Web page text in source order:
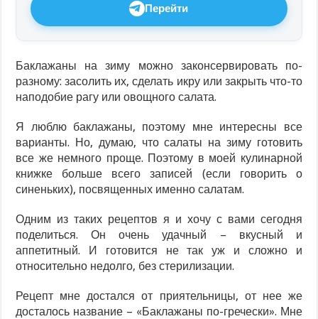
Перейти
Баклажаны на зиму можно законсервировать по-
разному: засолить их, сделать икру или закрыть что-то
наподобие рагу или овощного салата.
Я люблю баклажаны, поэтому мне интересны все
варианты. Но, думаю, что салаты на зиму готовить
все же немного проще. Поэтому в моей кулинарной
книжке больше всего записей (если говорить о
синеньких), посвященных именно салатам.
Одним из таких рецептов я и хочу с вами сегодня
поделиться. Он очень удачный – вкусный и
аппетитный. И готовится не так уж и сложно и
относительно недолго, без стерилизации.
Рецепт мне достался от приятельницы, от нее же
досталось название – «Баклажаны по-гречески». Мне